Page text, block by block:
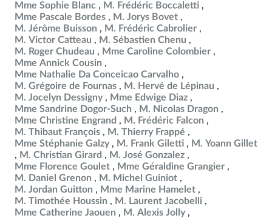
Mme Sophie Blanc
M. Frédéric Boccaletti
Mme Pascale Bordes
M. Jorys Bovet
M. Jérôme Buisson
M. Frédéric Cabrolier
M. Victor Catteau
M. Sébastien Chenu
M. Roger Chudeau
Mme Caroline Colombier
Mme Annick Cousin
Mme Nathalie Da Conceicao Carvalho
M. Grégoire de Fournas
M. Hervé de Lépinau
M. Jocelyn Dessigny
Mme Edwige Diaz
Mme Sandrine Dogor-Such
M. Nicolas Dragon
Mme Christine Engrand
M. Frédéric Falcon
M. Thibaut François
M. Thierry Frappé
Mme Stéphanie Galzy
M. Frank Giletti
M. Yoann Gillet
M. Christian Girard
M. José Gonzalez
Mme Florence Goulet
Mme Géraldine Grangier
M. Daniel Grenon
M. Michel Guiniot
M. Jordan Guitton
Mme Marine Hamelet
M. Timothée Houssin
M. Laurent Jacobelli
Mme Catherine Jaouen
M. Alexis Jolly